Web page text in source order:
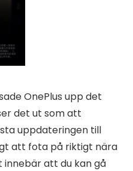
OnePlus upp det
det ut som att
uppdateringen till
att fota på riktigt nära
innebär att du kan gå